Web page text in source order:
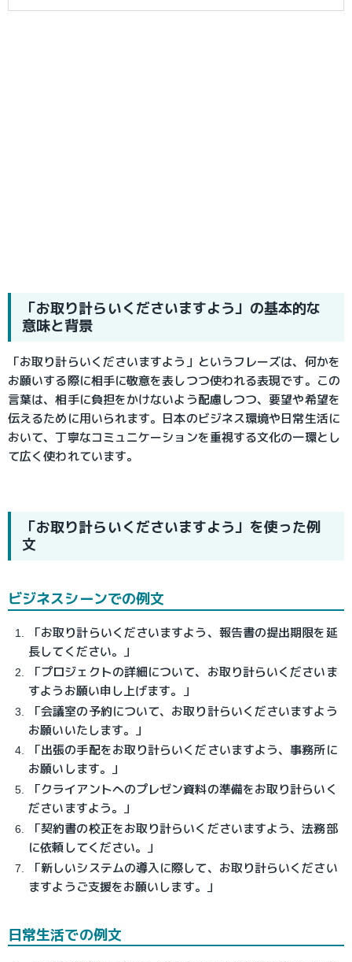
「お取り計らいくださいますよう」の基本的な
意味と背景
「お取り計らいくださいますよう」というフレーズは、何かを
お願いする際に相手に敬意を表しつつ使われる表現です。この
言葉は、相手に負担をかけないよう配慮しつつ、要望や希望を
伝えるために用いられます。日本のビジネス環境や日常生活に
おいて、丁寧なコミュニケーションを重視する文化の一環とし
て広く使われています。
「お取り計らいくださいますよう」を使った例
文
ビジネスシーンでの例文
「お取り計らいくださいますよう、報告書の提出期限を延
長してください。」
「プロジェクトの詳細について、お取り計らいくださいま
すようお願い申し上げます。」
「会議室の予約について、お取り計らいくださいますよう
お願いいたします。」
「出張の手配をお取り計らいくださいますよう、事務所に
お願いします。」
「クライアントへのプレゼン資料の準備をお取り計らいく
ださいますよう。」
「契約書の校正をお取り計らいくださいますよう、法務部
に依頼してください。」
「新しいシステムの導入に際して、お取り計らいください
ますようご支援をお願いします。」
日常生活での例文